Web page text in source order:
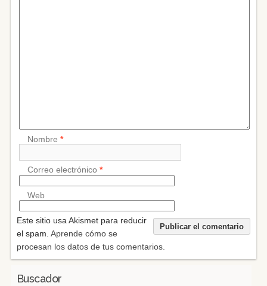
Nombre*
Correo electrónico*
Web
Este sitio usa Akismet para reducir
el spam. Aprende cómo se
procesan los datos de tus comentarios.
Buscador